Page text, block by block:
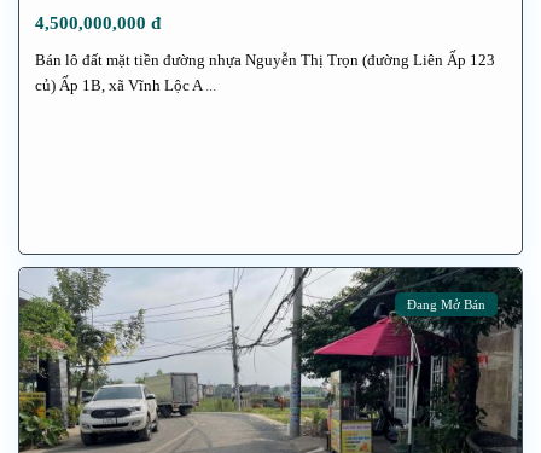
4,500,000,000 đ
Bán lô đất mặt tiền đường nhựa Nguyễn Thị Trọn (đường Liên Ấp 123
củ) Ấp 1B, xã Vĩnh Lộc A...
Đang Mở Bán